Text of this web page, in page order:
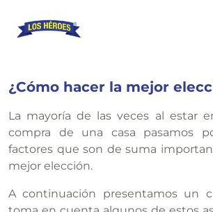
¿Cómo hacer la mejor
La mayoría de las veces al estar
compra de una casa pasamos
factores que son de suma
mejor elección.
A continuación presentamos un